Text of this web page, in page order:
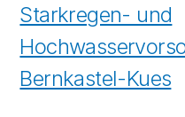
Starkregen- und
Bernkastel-Kues